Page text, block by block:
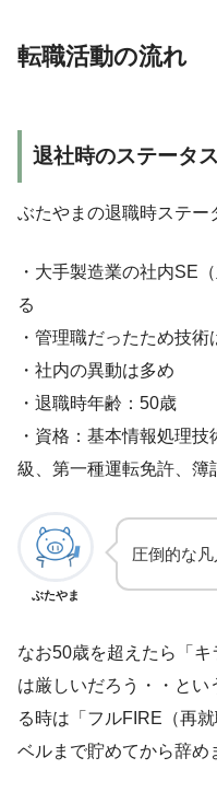
転職活動の流れ
退社時のステータス
ぶたやまの退職時ステー
・大手製造業の社内SE
る
・管理職だったため技術
・社内の異動は多め
・退職時年齢：50歳
・資格：基本情報処理
級、第一種運転免許、簿
ぶたやま
圧倒的な凡
なお50歳を超えたら「
は厳しいだろう・・とい
る時は「フルFIRE（再
ベルまで貯めてから辞め